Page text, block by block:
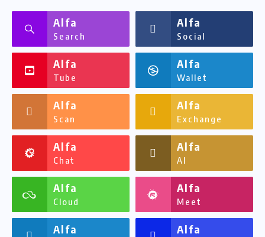
ALFASSA 0:16
Alfa
Search
Alfa
Social
Alfa
Tube
Alfa
Wallet
Alfa
Scan
Alfa
Exchange
Alfa
Chat
Alfa
AI
Alfa
Cloud
Alfa
Meet
Alfa Alfa